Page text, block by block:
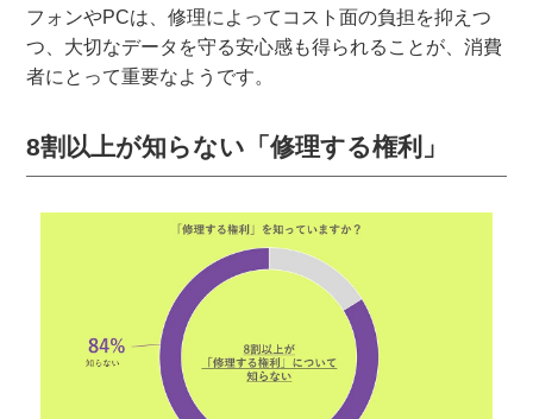
フォンやPCは、修理によってコスト面の負担を抑えつ
つ、大切なデータを守る安心感も得られることが、消費
者にとって重要なようです。
8割以上が知らない「修理する権利」